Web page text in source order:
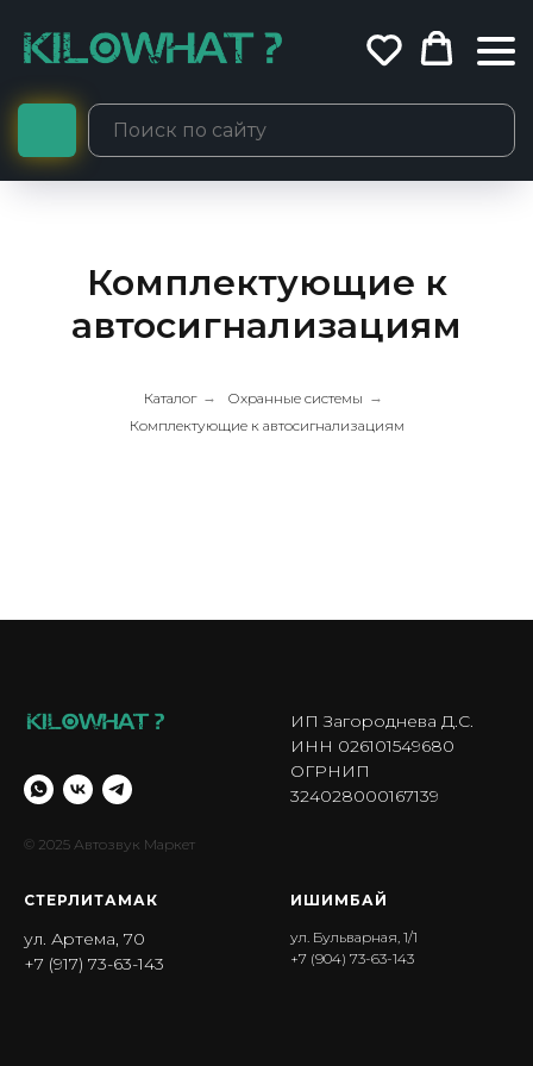
Комплектующие к
автосигнализациям
Каталог → Охранные системы →
Комплектующие к автосигнализациям
© 2025 Автозвук Маркет
ИП Загороднева Д.С.
ИНН 026101549680
ОГРНИП
324028000167139
СТЕРЛИТАМАК
ул. Артема, 70
+7 (917) 73-63-143
ИШИМБА Й
ул. Бульварная, 1/1
+7 (904) 73-63-143